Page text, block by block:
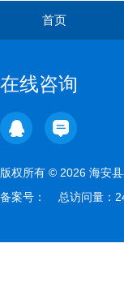
首页
在线咨询
版权所有 © 2026 海安
备案号：
总访问量：